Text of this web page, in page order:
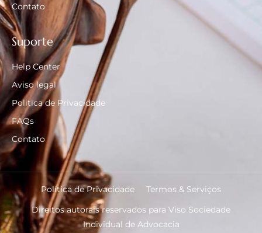
Contato
Suporte
Help Center
Aviso legal
Politica de Privacidade
FAQs
Contato
Direitos autorais reservados para Viso Sociedade
Individual de Advocacia
Política de Privacidade Termos & Serviços